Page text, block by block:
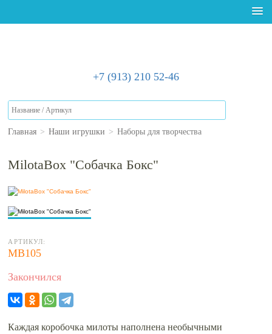
+7 (913) 210 52-46
Главная > Наши игрушки > Наборы для творчества
MilotaBox "Собачка Бокс"
АРТИКУЛ:
МВ105
Закончился
Каждая коробочка милоты наполнена необычными